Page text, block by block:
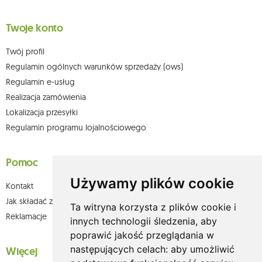
Używamy plików cookie
Ta witryna korzysta z plików cookie i
innych technologii śledzenia, aby
poprawić jakość przeglądania w
następujących celach: aby umożliwić
Twoje konto
Twój profil
Regulamin ogólnych warunków sprzedaży (ows)
Regulamin e-usług
Realizacja zamówienia
Lokalizacja przesyłki
Regulamin programu lojalnościowego
Pomoc
Kontakt
Jak składać zamówienia w sklepie olium.pl?
Reklamacje
Więcej